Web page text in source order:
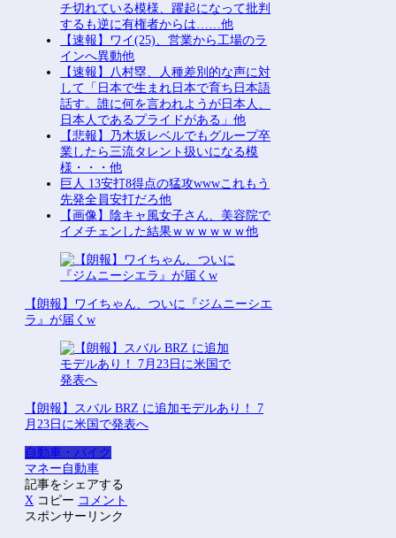
チ切れている模様、躍起になって批判
するも逆に有権者からは……他
【速報】ワイ(25)、営業から工場のラ
インへ異動他
【速報】八村塁、人種差別的な声に対
して「日本で生まれ日本で育ち日本語
話す。誰に何を言われようが日本人、
日本人であるプライドがある」他
【悲報】乃木坂レベルでもグループ卒
業したら三流タレント扱いになる模
様・・・他
巨人 13安打8得点の猛攻wwwこれもう
先発全員安打だろ他
【画像】陰キャ風女子さん、美容院で
イメチェンした結果ｗｗｗｗｗｗ他
【朗報】ワイちゃん、ついに『ジムニーシエ
ラ』が届くw
【朗報】スバル BRZ に追加モデルあり！ 7
月23日に米国で発表へ
自動車・バイク
マネー 自動車
記事をシェアする
X コピー コメント
スポンサーリンク